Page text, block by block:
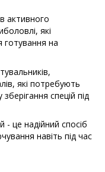
активного
які
готування на
які потребують
спецій під
- це надійний спосіб
навіть під час